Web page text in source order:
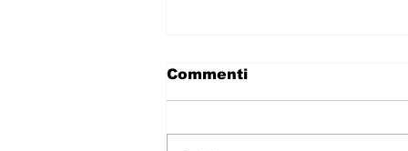
Commenti